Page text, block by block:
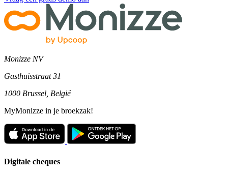
Monizze NV
Gasthuisstraat 31
1000 Brussel, België
MyMonizze in je broekzak!
Digitale cheques